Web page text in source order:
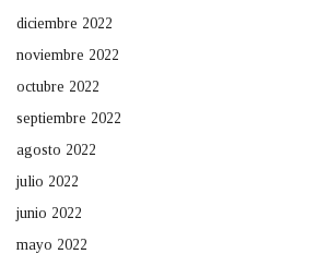
diciembre 2022
noviembre 2022
octubre 2022
septiembre 2022
agosto 2022
julio 2022
junio 2022
mayo 2022